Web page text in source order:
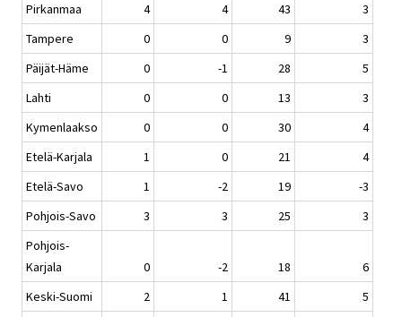
Pirkanmaa
4 4 43
3
Tampere
0 0 9
3
Päijät-Häme
0 -1 28
5
Lahti
0 0 13
3
Kymenlaakso
0 0 30
4
Etelä-Karjala
1 0 21
4
Etelä-Savo
1 -2 19
-3
Pohjois-Savo
3 3 25
3
Pohjois-
Karjala
0 -2 18
6
Keski-Suomi
2 1 41
5